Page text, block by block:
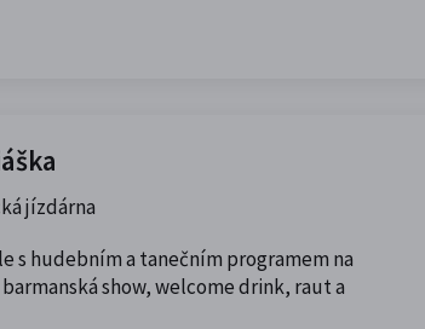
jízdárna
s hudebním a tanečním programem na
show, welcome drink, raut a